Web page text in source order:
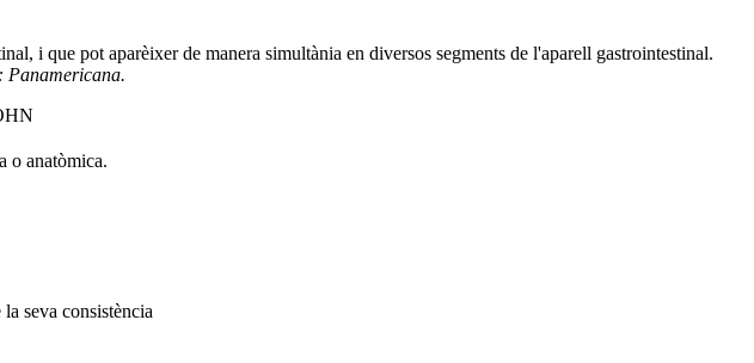
i que pot aparèixer de manera simultània en diversos segments de l'aparell gastrointestinal.
Panamericana.
o anatòmica.
seva consistència